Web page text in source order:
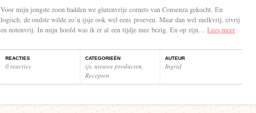
Voor mijn jongste zoon hadden we glutenvrije cornets van Consenza gekocht. En
logisch, de oudste wilde zo’n ijsje ook wel eens proeven. Maar dan wel melkvrij, eivrij
en notenvrij. In mijn hoofd was ik er al een tijdje mee bezig. En op zijn… Lees meer
REACTIES
0 reacties
CATEGORIEËN
ijs, nieuwe producten,
Recepten
AUTEUR
Ingrid